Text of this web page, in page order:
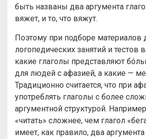
быть названы два аргумента
вяжет, и то, что вяжут.
Поэтому при подборе материалов
логопедических занятий и тестов
какие глаголы представляют
для людей с афазией, а какие —
Традиционно считается, что при
употреблять глаголы с более
аргументной структурой.
«читать» сложнее, чем глагол
имеет, как правило, два аргумента